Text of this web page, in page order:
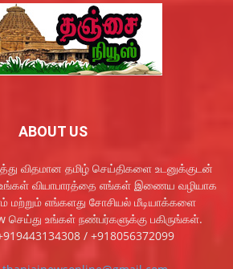
ABOUT US
விதமான தமிழ் செய்திகளை உடனுக்குடன்
வியாபாரத்தை எங்கள் இணைய வழியாக
மற்றும் எங்களது சோசியல் மீடியாக்களை
செய்து உங்கள் நண்பர்களுக்கு பகிருங்கள்.
/ +918056372099